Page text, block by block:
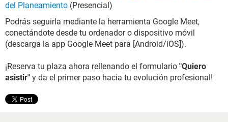
del Planeamiento (Presencial)
Podrás seguirla mediante la herramienta Google Meet,
conectándote desde tu ordenador o dispositivo móvil
(descarga la app Google Meet para [Android/iOS]).
¡Reserva tu plaza ahora rellenando el formulario "Quiero
asistir" y da el primer paso hacia tu evolución profesional!